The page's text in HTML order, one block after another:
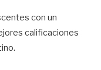
con un
calificaciones